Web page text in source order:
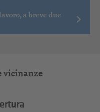
a breve due
vicinanze